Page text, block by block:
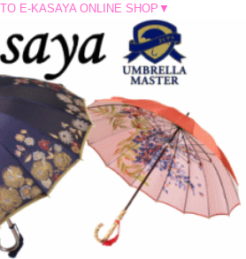
E-KASAYA ONLINE SHOP▼